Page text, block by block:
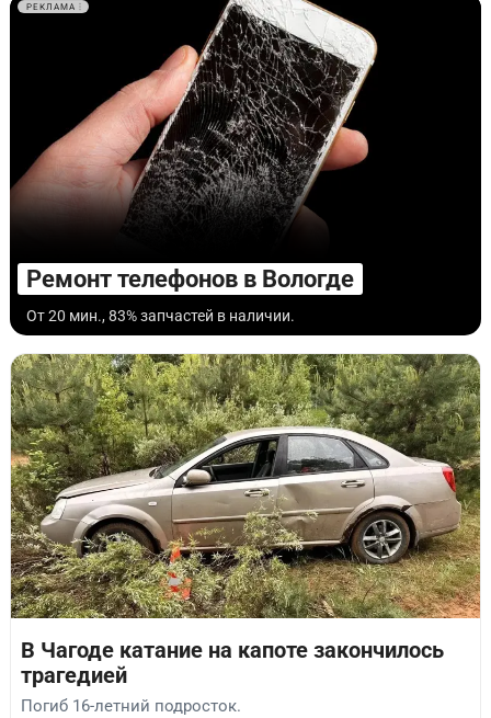
РЕКЛАМА
Ремонт телефонов в Вологде
От 20 мин., 83% запчастей в наличии.
В Чагоде катание на капоте закончилось
трагедией
Погиб 16-летний подросток.